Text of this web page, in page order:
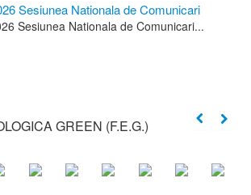
Sesiunea Nationala de Comunicari
a elevilor
Sesiunea Nationala de Comunicari...
GREEN (F.E.G.)